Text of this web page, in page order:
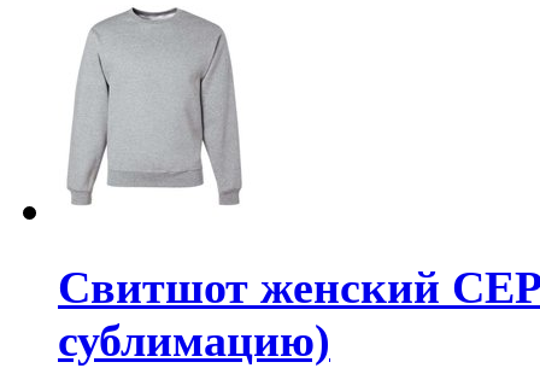
Свитшот женский
сублимацию)